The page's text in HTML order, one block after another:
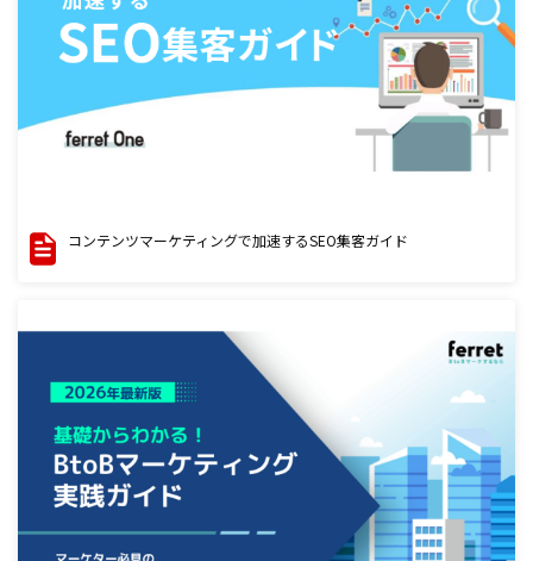
コンテンツマーケティングで加速するSEO集客ガイド